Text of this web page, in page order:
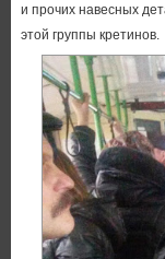
и прочих навесных
этой группы кретинов.